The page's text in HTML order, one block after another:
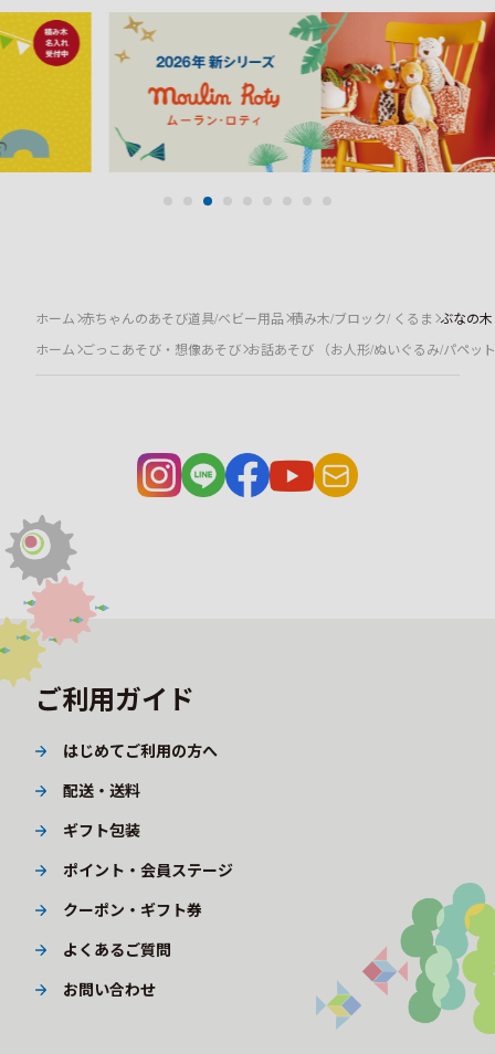
ホーム 赤ちゃんのあそび道具/ベビー用品 積み木/ブロック/ くるま ぶなの
ホーム ごっこあそび・想像あそび お話あそび （お人形/ぬいぐるみ/パペッ
ご利用ガイド
はじめてご利用の方へ
配送・送料
ギフト包装
ポイント・会員ステージ
クーポン・ギフト券
よくあるご質問
お問い合わせ